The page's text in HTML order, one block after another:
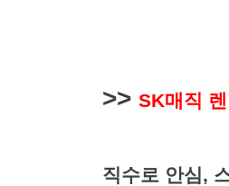
>> SK매직
직수로 안심,